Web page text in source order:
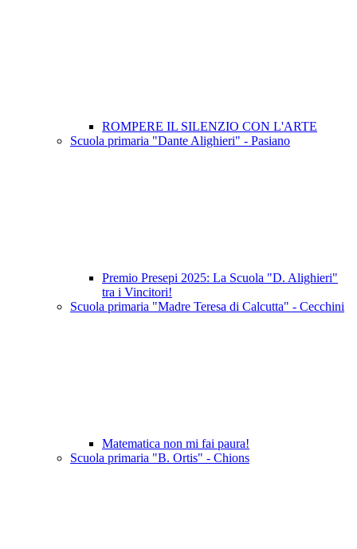
ROMPERE IL SILENZIO CON L'ARTE
Scuola primaria "Dante Alighieri" - Pasiano
Premio Presepi 2025: La Scuola "D. Alighieri"
tra i Vincitori!
Scuola primaria "Madre Teresa di Calcutta" - Cecchini
Matematica non mi fai paura!
Scuola primaria "B. Ortis" - Chions